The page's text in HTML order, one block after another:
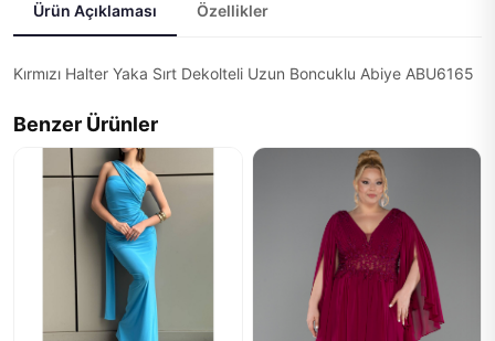
Ürün Açıklaması Özellikler
Kırmızı Halter Yaka Sırt Dekolteli Uzun Boncuklu Abiye ABU6165
Benzer Ürünler